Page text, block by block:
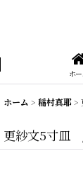
ホ
ホーム > 稲村真耶>
更紗文5寸